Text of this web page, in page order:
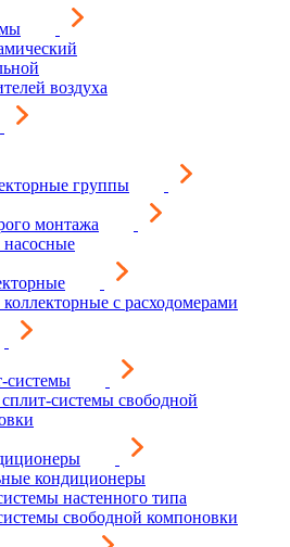
воздуха
группы
монтажа
с расходомерами
системы
системы свободной
кондиционеры
настенного типа
свободной компоновки